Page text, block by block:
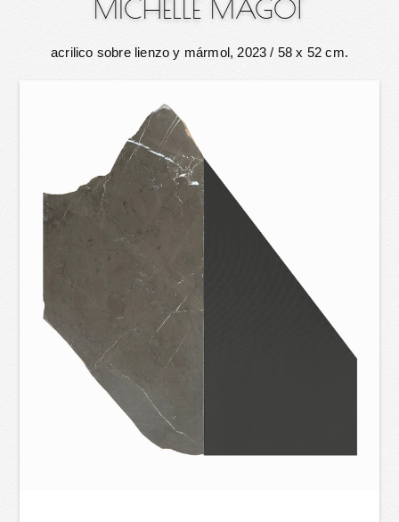
MICHELLE MAGOT
acrilico sobre lienzo y mármol, 2023/ 58 x 52 cm.